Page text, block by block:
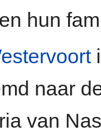
en hun
naar
van